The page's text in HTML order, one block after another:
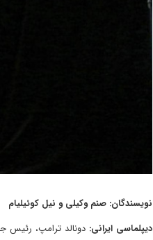
نویسندگان: صنم وکیلی و نیل کوئیلیام
دیپلماسی ایرانی: دونالد ترامپ، رئیس